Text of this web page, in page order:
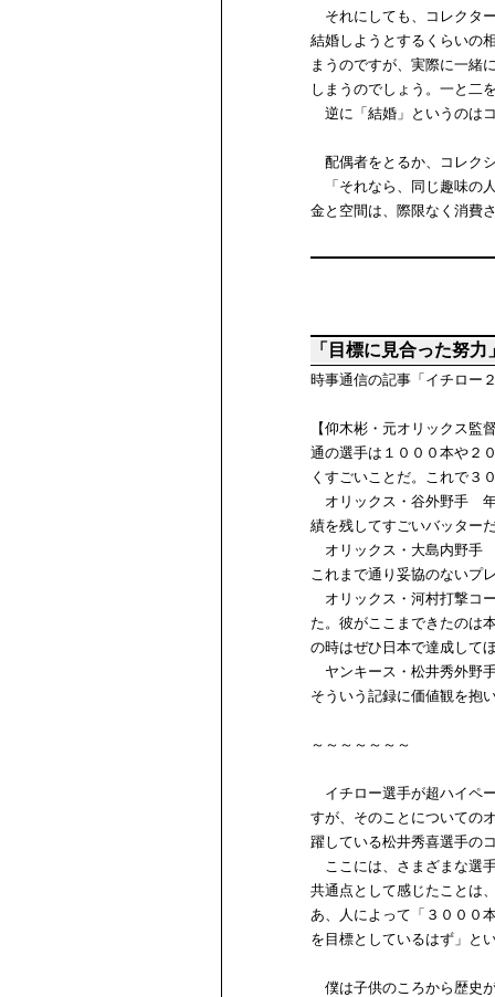
それにしても、コレクタ
結婚しようとするくらいの
まうのですが、実際に一緒
しまうのでしょう。一と二
逆に「結婚」というのは
配偶者をとるか、コレク
「それなら、同じ趣味の
金と空間は、際限なく消費
「目標に見合った努力
時事通信の記事「イチロー
【仰木彬・元オリックス
通の選手は１０００本や２
くすごいことだ。これで３
オリックス・谷外野手 年
績を残してすごいバッター
オリックス・大島内野手
これまで通り妥協のないプ
オリックス・河村打撃コ
た。彼がここまできたのは
の時はぜひ日本で達成して
ヤンキース・松井秀外野
そういう記録に価値観を抱
～～～～～～～
イチロー選手が超ハイペ
すが、そのことについての
躍している松井秀喜選手の
ここには、さまざまな選
共通点として感じたことは
あ、人によって「３０００
を目標としているはず」と
僕は子供のころから歴史